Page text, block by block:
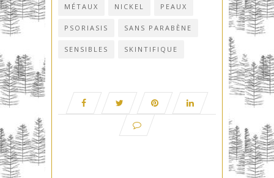
MÉTAUX NICKEL PEAUX
PSORIASIS SANS PARABÈNE
SENSIBLES SKINTIFIQUE